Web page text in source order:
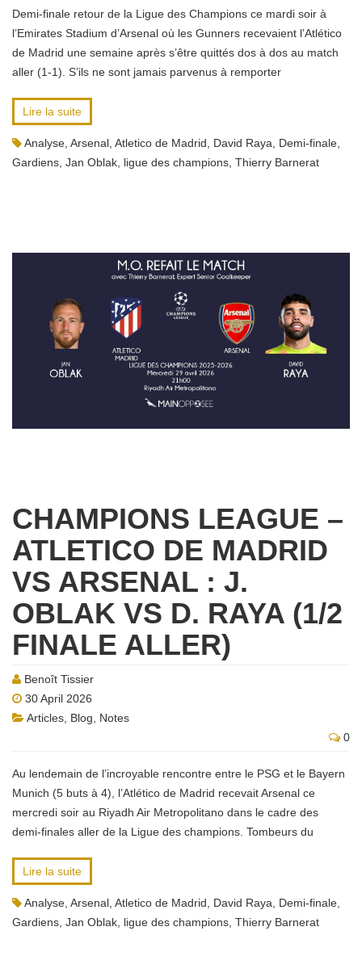
Demi-finale retour de la Ligue des Champions ce mardi soir à
l’Emirates Stadium d’Arsenal où les Gunners recevaient l’Atlético
de Madrid une semaine après s’être quittés dos à dos au match
aller (1-1). S’ils ne sont jamais parvenus à remporter
Lire la suite
Analyse Arsenal Atletico de Madrid David Raya Demi-finale
Gardiens Jan Oblak ligue des champions Thierry Barnerat
CHAMPIONS LEAGUE –
ATLETICO DE MADRID
VS ARSENAL : J.
OBLAK VS D. RAYA (1/2
FINALE ALLER)
Benoît Tissier
30 April 2026
Articles Blog
Notes
0
Au lendemain de l’incroyable rencontre entre le PSG et le Bayern
Munich (5 buts à 4), l’Atlético de Madrid recevait Arsenal ce
mercredi soir au Riyadh Air Metropolitano dans le cadre des
demi-finales aller de la Ligue des champions. Tombeurs du
Lire la suite
Analyse Arsenal Atletico de Madrid David Raya Demi-finale
Gardiens Jan Oblak ligue des champions Thierry Barnerat